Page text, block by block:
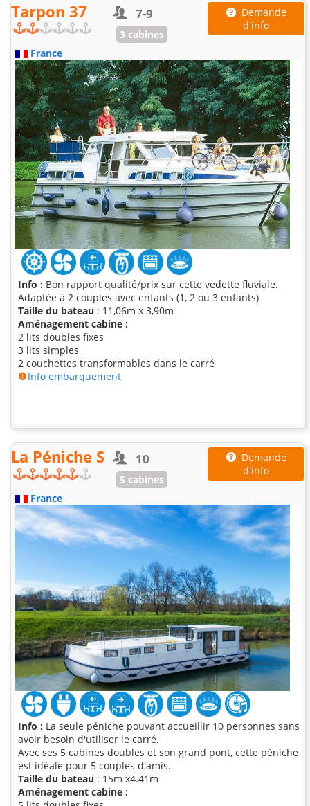
Tarpon 37 7-9
3 cabines
Demande
d'info
France
Info : Bon rapport qualité/prix sur cette vedette fluviale.
Adaptée à 2 couples avec enfants (1, 2 ou 3 enfants)
Taille du bateau : 11,06m x 3,90m
Aménagement cabine :
2 lits doubles fixes
3 lits simples
2 couchettes transformables dans le carré
Info embarquement
La Péniche S 10
5 cabines
Demande
d'info
France
Info : La seule péniche pouvant accueillir 10 personnes sans
avoir besoin d'utiliser le carré.
Avec ses 5 cabines doubles et son grand pont, cette péniche
est idéale pour 5 couples d'amis.
Taille du bateau : 15m x4.41m
Aménagement cabine :